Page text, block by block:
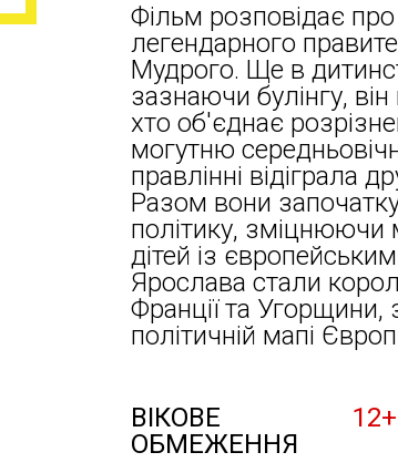
Фільм розповідає про
легендарного
Мудрого. Ще в
зазнаючи булінгу,
хто об'єднає
могутню
правлінні відіграла
Разом вони
політику,
дітей із
Ярослава стали
Франції та Угорщини,
політичній мапі
ВІКОВЕ
ОБМЕЖЕННЯ
12+